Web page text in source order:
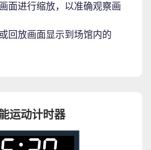
面进行缩放，以准确观察画
回放画面显示到场馆内的
运动计时器